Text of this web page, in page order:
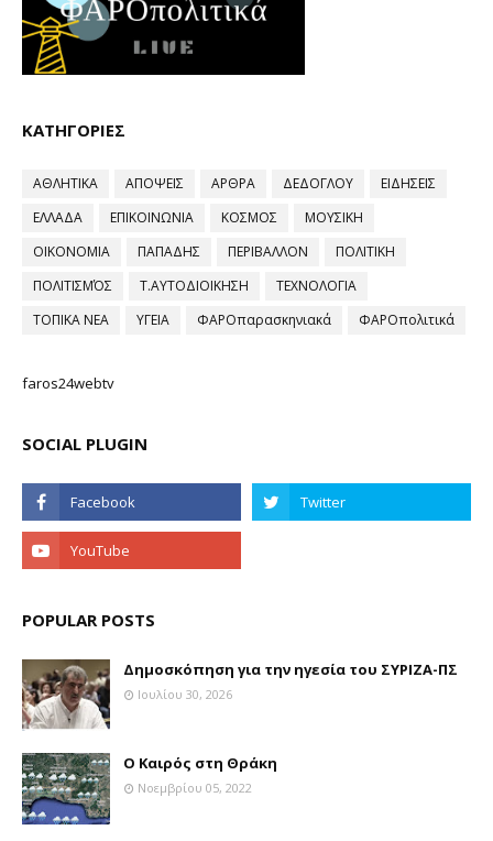
ΚΑΤΗΓΟΡΙΕΣ
ΑΘΛΗΤΙΚΑ ΑΠΟΨΕΙΣ ΑΡΘΡΑ ΔΕΔΟΓΛΟΥ
ΕΙΔΗΣΕΙΣ
ΕΛΛΑΔΑ
ΕΠΙΚΟΙΝΩΝΙΑ ΚΟΣΜΟΣ
ΜΟΥΣΙΚΗ
ΟΙΚΟΝΟΜΙΑ
ΠΑΠΑΔΗΣ ΠΕΡΙΒΑΛΛΟΝ
ΠΟΛΙΤΙΚΗ
ΠΟΛΙΤΙΣΜΌΣ
Τ.ΑΥΤΟΔΙΟΙΚΗΣΗ
ΤΕΧΝΟΛΟΓΙΑ
ΤΟΠΙΚΑ ΝΕΑ
ΥΓΕΙΑ ΦΑΡΟπαρασκηνιακά ΦΑΡΟπολιτικά
faros24webtv
SOCIAL PLUGIN
POPULAR POSTS
Δημοσκόπηση για την ηγεσία του ΣΥΡΙΖΑ-ΠΣ
Ιουλίου 30, 2026
Ο Καιρός στη Θράκη
Νοεμβρίου 05, 2022